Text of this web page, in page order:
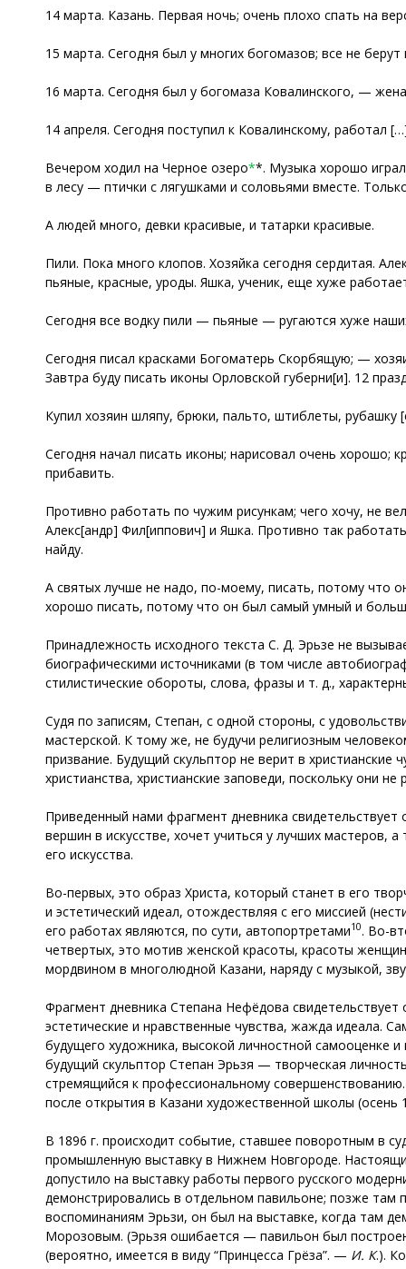
14 марта. Казань. Первая ночь; очень плохо спать на
15 марта. Сегодня был у многих богомазов; все не
16 марта. Сегодня был у богомаза Ковалинского, —
14 апреля. Сегодня поступил к Ковалинскому, работал
Вечером ходил на Черное озеро**. Музыка хорошо
в лесу — птички с лягушками и соловьями вместе.
А людей много, девки красивые, и татарки красивые.
Пили. Пока много клопов. Хозяйка сегодня сердитая.
пьяные, красные, уроды. Яшка, ученик, еще хуже
Сегодня все водку пили — пьяные — ругаются хуже
Сегодня писал красками Богоматерь Скорбящую; —
Завтра буду писать иконы Орловской губерни[и]. 12
Купил хозяин шляпу, брюки, пальто, штиблеты, рубашку
Сегодня начал писать иконы; нарисовал очень хорошо;
прибавить.
Противно работать по чужим рисункам; чего хочу, не
Алекс[андр] Фил[иппович] и Яшка. Противно так
найду.
А святых лучше не надо, по-моему, писать, потому что
хорошо писать, потому что он был самый умный и
Принадлежность исходного текста С. Д. Эрьзе не
биографическими источниками (в том числе
стилистические обороты, слова, фразы и т. д.,
Судя по записям, Степан, с одной стороны, с
мастерской. К тому же, не будучи религиозным
призвание. Будущий скульптор не верит в
христианства, христианские заповеди, поскольку они
Приведенный нами фрагмент дневника
вершин в искусстве, хочет учиться у лучших
его искусства.
Во-первых, это образ Христа, который станет в его
и эстетический идеал, отождествляя с его миссией
его работах являются, по сути, автопортретами10. Во-
четвертых, это мотив женской красоты, красоты
мордвином в многолюдной Казани, наряду с музыкой,
Фрагмент дневника Степана Нефёдова свидетельствует
эстетические и нравственные чувства, жажда идеала.
будущего художника, высокой личностной самооценке
будущий скульптор Степан Эрьзя — творческая
стремящийся к профессиональному
после открытия в Казани художественной школы (осень
В 1896 г. происходит событие, ставшее поворотным в
промышленную выставку в Нижнем Новгороде.
допустило на выставку работы первого русского
демонстрировались в отдельном павильоне; позже там
воспоминаниям Эрьзи, он был на выставке, когда там
Морозовым. (Эрьзя ошибается — павильон был
(вероятно, имеется в виду “Принцесса Грёза”. — И. К.).